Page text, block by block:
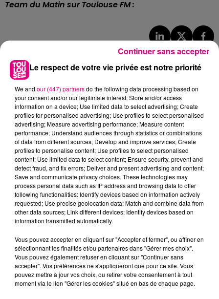
Team du Matin sur Toulouse FM :
24 juillet 2026
Incendie à Plaisance-du-Touch : des
habitations évacuées face à...
Le respect de votre vie privée est notre priorité
We and our (447) partnersdo the following data processing based on
your consent and/or our legitimate interest: Store and/or access
information on a device; Use limited data to select advertising; Create
profiles for personalised advertising; Use profiles to select personalised
advertising; Measure advertising performance; Measure content
performance; Understand audiences through statistics or combinations
of data from different sources; Develop and improve services; Create
profiles to personalise content; Use profiles to select personalised
content; Use limited data to select content; Ensure security, prevent and
detect fraud, and fix errors; Deliver and present advertising and content;
Save and communicate privacy choices. These technologies may
process personal data such as IP address and browsing data to offer
following functionalities: Identify devices based on information actively
requested; Use precise geolocation data; Match and combine data from
other data sources; Link different devices; Identify devices based on
information transmitted automatically.
Vous pouvez accepter en cliquant sur "Accepter et fermer", ou affiner en
sélectionnant les finalités et/ou partenaires dans "Gérer mes choix".
Vous pouvez également refuser en cliquant sur "Continuer sans
accepter". Vos préférences ne s'appliqueront que pour ce site. Vous
pouvez mettre à jour vos choix, ou retirer votre consentement à tout
moment via le lien "Gérer les cookies" situé en bas de chaque page.
Continuer sans accepter